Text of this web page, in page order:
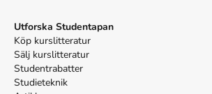
Utforska Studentapan
Köp kurslitteratur
Sälj kurslitteratur
Studentrabatter
Studieteknik